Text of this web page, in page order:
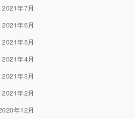
2021年7月
2021年6月
2021年5月
2021年4月
2021年3月
2021年2月
年12月